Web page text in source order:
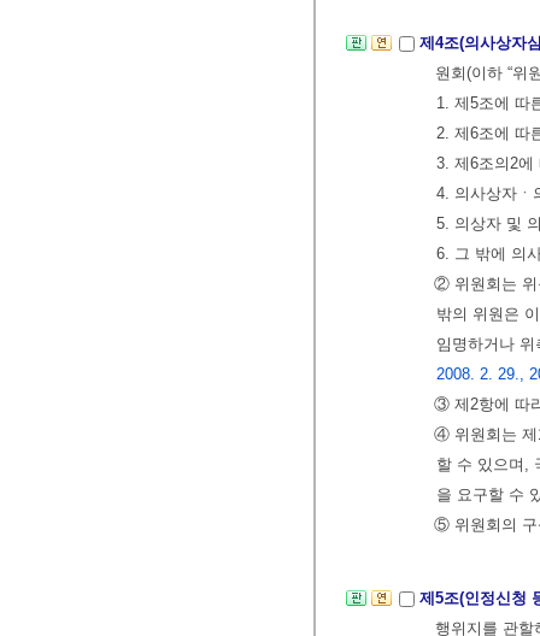
제4조(의사상자
원회(이하 “위
1. 제5조에 따
2. 제6조에 따
3. 제6조의2에
4. 의사상자ㆍ
5. 의상자 및
6. 그 밖에 의
② 위원회는 위
밖의 위원은
임명하거나
2008. 2. 29.,
③ 제2항에 따
④ 위원회는 제
할 수 있으며,
을 요구할 수
⑤ 위원회의 구
제5조(인정신청
행위지를 관할